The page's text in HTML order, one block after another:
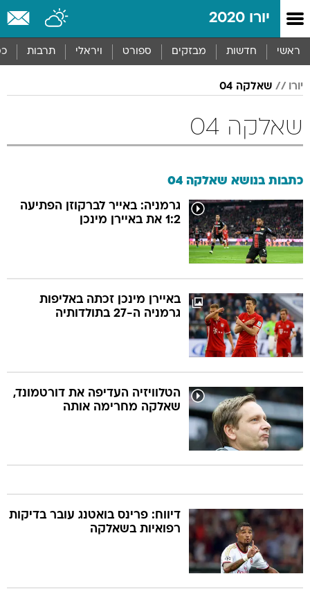
יורו 2020
ראשי חדשות מבזקים ספורט ויראלי תרבות
יורו שאלקה 04
שאלקה 04
כתבות בנושא שאלקה 04
גרמניה: באייר לברקוזן הפתיעה
1:2 את באיירן מינכן
באיירן מינכן זכתה באליפות
גרמניה ה-27 בתולדותיה
הטלוויזיה העדיפה את דורטמונד,
שאלקה מחרימה אותה
דיווח: פרינס בואטנג עובר בדיקות
רפואיות בשאלקה